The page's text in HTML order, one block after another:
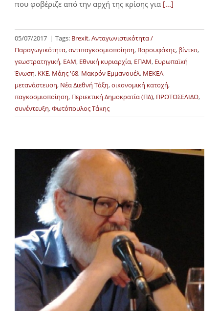
που φοβέριζε από την αρχή της κρίσης για [...]
05/07/2017 | Tags: Brexit,Ανταγωνιστικότητα /
Παραγωγικότητα,αντιπαγκοσμιοποίηση, Βαρουφάκης, βίντεο,
γεωστρατηγική, ΕΑΜ, Εθνική κυριαρχία, ΕΠΑΜ, Ευρωπαϊκή
Ένωση, ΚΚΕ, Μάης '68, Μακρόν Εμμανουέλ, ΜΕΚΕΑ,
μετανάστευση, Νέα Διεθνή Τάξη,οικονομική κατοχή,
παγκοσμιοποίηση, Περιεκτική Δημοκρατία (ΠΔ), ΠΡΩΤΟΣΕΛΙΔΟ,
συνέντευξη,Φωτόπουλος Τάκης